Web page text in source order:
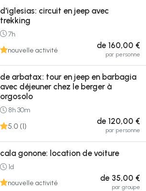
d'iglesias: circuit en jeep avec
trekking
7h
nouvelle activité
de 160,00 €
par personne
de arbatax: tour en jeep en barbagia
avec déjeuner chez le berger à
orgosolo
8h 30m
5.0 (1) de 120,00 €
par personne
cala gonone: location de voiture
1d
nouvelle activité
de 35,00 €
par groupe